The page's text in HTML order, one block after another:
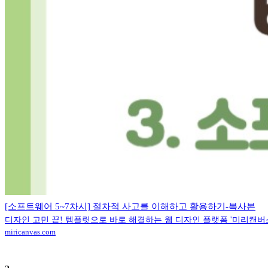
[소프트웨어 5~7차시] 절차적 사고를 이해하고 활용하기-복사본
디자인 고민 끝! 템플릿으로 바로 해결하는 웹 디자인 플랫폼 '미리캔버
miricanvas.com